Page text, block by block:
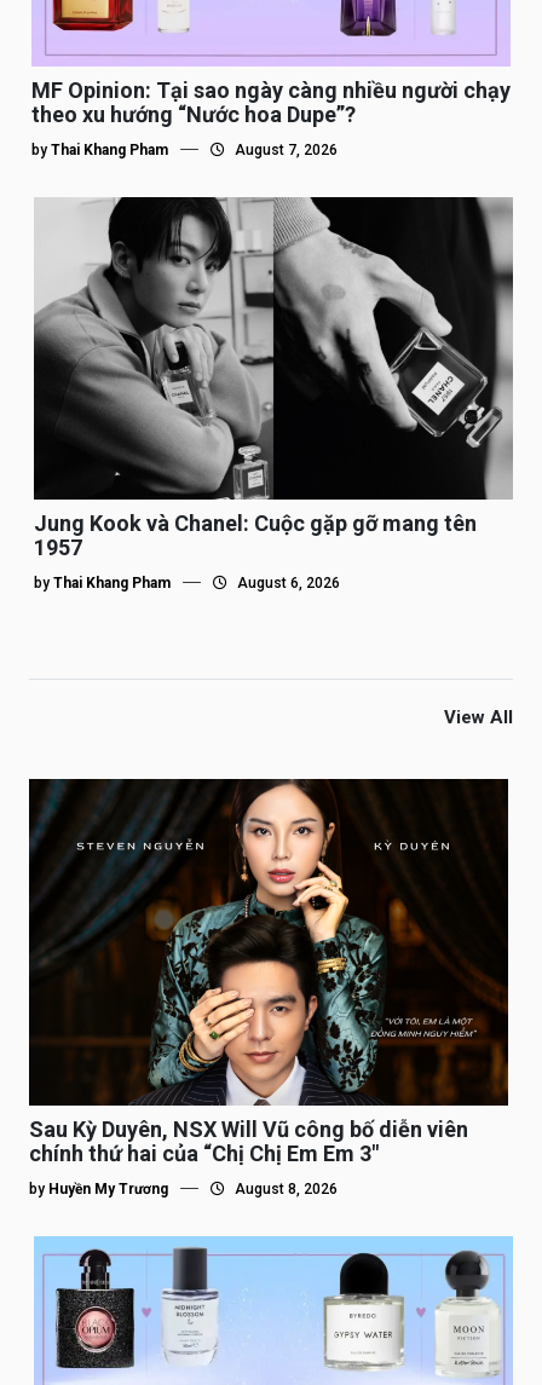
MF Opinion: Tại sao ngày càng nhiều người chạy
theo xu hướng “Nước hoa Dupe”?
by Thai Khang Pham August 7, 2026
Jung Kook và Chanel: Cuộc gặp gỡ mang tên
1957
by Thai Khang Pham August 6, 2026
View All
Sau Kỳ Duyên, NSX Will Vũ công bố diễn viên
chính thứ hai của “Chị Chị Em Em 3″
by Huyền My Trương August 8, 2026